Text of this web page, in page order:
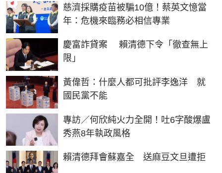
慈濟採購疫苗被騙10億！蔡英文憶當
年：危機來臨務必相信專業
慶富詐貸案 賴清德下令「徹查無上
限」
黃偉哲：什麼人都可批評李逸洋 就
國民黨不能
專訪／何欣純火力全開！吐6字酸爆盧
秀燕8年執政風格
賴清德拜會蘇嘉全 送麻豆文旦遭拒